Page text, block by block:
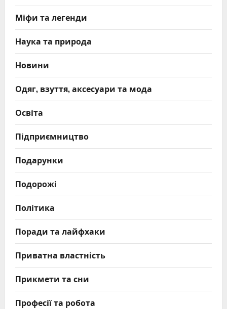
Міфи та легенди
Наука та природа
Новини
Одяг, взуття, аксесуари та мода
Освіта
Підприємництво
Подарунки
Подорожі
Політика
Поради та лайфхаки
Приватна властність
Прикмети та сни
Професії та робота